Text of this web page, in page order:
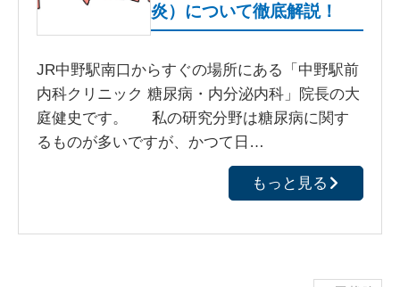
炎）について徹底解説！
JR中野駅南口からすぐの場所にある「中野駅前
内科クリニック 糖尿病・内分泌内科」院長の大
庭健史です。 私の研究分野は糖尿病に関す
るものが多いですが、かつて日…
もっと見る